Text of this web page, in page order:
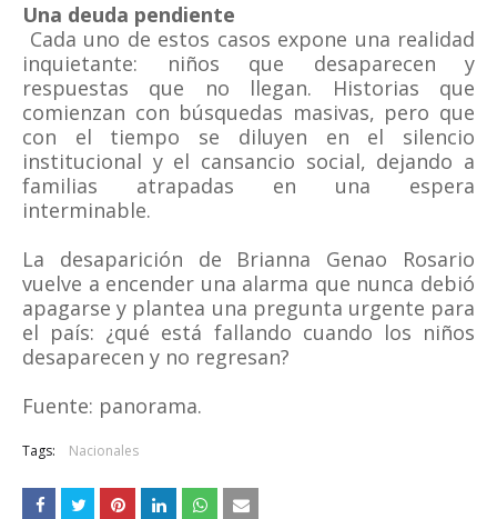
Una deuda pendiente
Cada uno de estos casos expone una realidad
inquietante: niños que desaparecen y
respuestas que no llegan. Historias que
comienzan con búsquedas masivas, pero que
con el tiempo se diluyen en el silencio
institucional y el cansancio social, dejando a
familias atrapadas en una espera
interminable.
La desaparición de Brianna Genao Rosario
vuelve a encender una alarma que nunca debió
apagarse y plantea una pregunta urgente para
el país: ¿qué está fallando cuando los niños
desaparecen y no regresan?
Fuente: panorama.
Tags: Nacionales